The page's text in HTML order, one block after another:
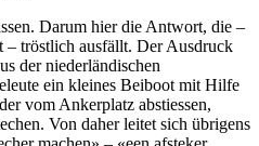
Darum hier die Antwort, die –
– tröstlich ausfällt. Der Ausdruck
der niederländischen
ein kleines Beiboot mit Hilfe
vom Ankerplatz abstiessen,
Von daher leitet sich übrigens